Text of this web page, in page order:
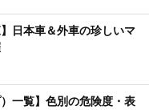
日本車＆外車の珍しいマ
一覧】色別の危険度・表